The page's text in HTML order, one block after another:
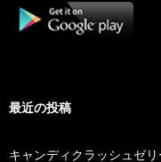
最近の投稿
キャンディクラッシュゼ